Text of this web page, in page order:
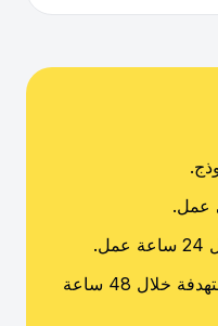
عمل.
خطة معقدة أو جماعية مستهدفة خلال 48 ساعة